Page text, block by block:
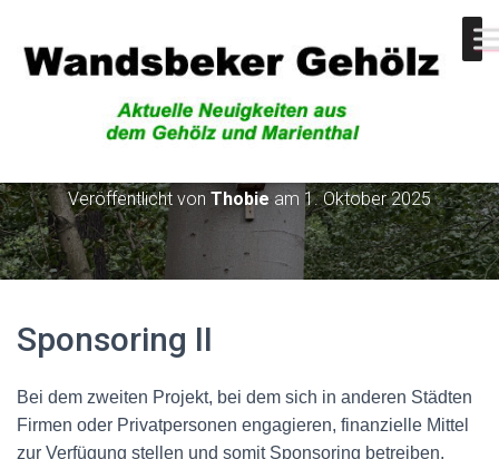
Veröffentlicht von Thobieam 1. Oktober 2025
Sponsoring II
Bei dem zweiten Projekt, bei dem sich in anderen Städten
Firmen oder Privatpersonen engagieren, finanzielle Mittel
zur Verfügung stellen und somit Sponsoring betreiben,